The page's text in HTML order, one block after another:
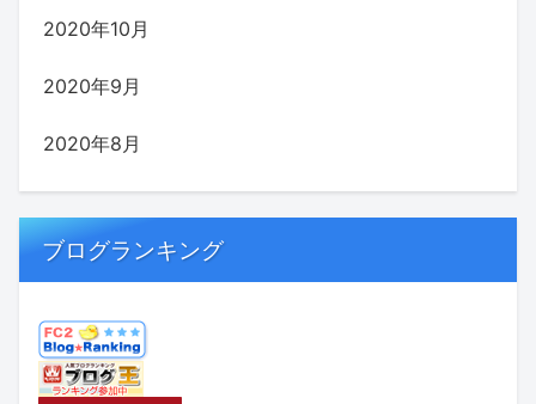
2020年10月
2020年9月
2020年8月
ブログランキング